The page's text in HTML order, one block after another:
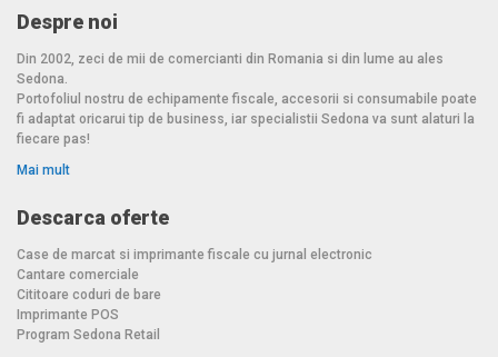
Despre noi
Din 2002, zeci de mii de comercianti din Romania si din lume au ales
Sedona.
Portofoliul nostru de echipamente fiscale, accesorii si consumabile poate
fi adaptat oricarui tip de business, iar specialistii Sedona va sunt alaturi la
fiecare pas!
Mai mult
Descarca oferte
Case de marcat si imprimante fiscale cu jurnal electronic
Cantare comerciale
Cititoare coduri de bare
Imprimante POS
Program Sedona Retail